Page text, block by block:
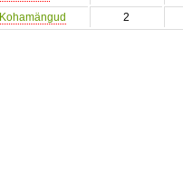
Kohamängud 2